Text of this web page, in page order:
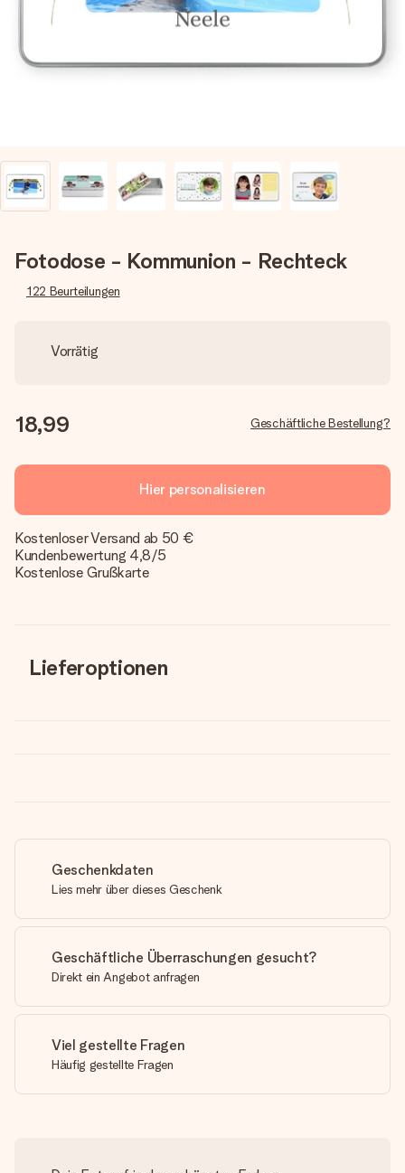
Montag - Freitag : 8:30 - 17:00 Uhr
Samstag - Sonntag : 8:30 - 13:00 Uhr
Fotodose - Kommunion - Rechteck
122 Beurteilungen
Vorrätig
18,99 Geschäftliche Bestellung?
Hier personalisieren
Kostenloser Versand ab 50 €
Kundenbewertung 4,8/5
Kostenlose Grußkarte
Lieferoptionen
Geschenkdaten
Lies mehr über dieses Geschenk
Geschäftliche Überraschungen gesucht?
Direkt ein Angebot anfragen
Viel gestellte Fragen
Häufig gestellte Fragen